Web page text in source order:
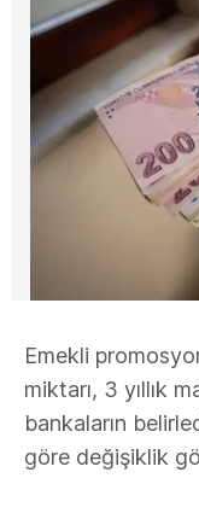
Emekli
miktarı, 3 yıllık
bankaların
göre değişiklik